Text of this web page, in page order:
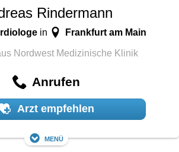
Rindermann
in Frankfurt am Main
Nordwest Medizinische Klinik
Anrufen
Arzt empfehlen
Menü